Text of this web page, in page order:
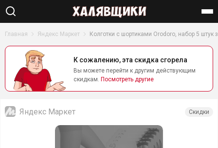
Найти
Главная Яндекс Маркет Колготки с шортиками Orodoro, набор 5 штук
К сожалению, эта скидка сгорела
Вы можете перейти к другим действующим
скидкам. Посмотреть другие
Яндекс Маркет Скидки